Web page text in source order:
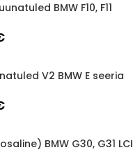
BMW F10, F11
V2 BMW E seeria
BMW G30, G31 LCI